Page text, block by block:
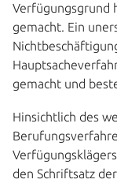
Verfügungsgrund
gemacht. Ein
gemacht und
Hinsichtlich des
den Schriftsatz